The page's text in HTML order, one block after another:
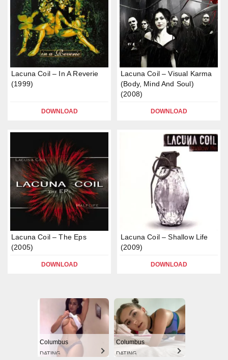
Lacuna Coil – In A Reverie
(1999)
DOWNLOAD
Lacuna Coil – Visual Karma
(Body, Mind And Soul)
(2008)
DOWNLOAD
Lacuna Coil – The Eps
(2005)
DOWNLOAD
Lacuna Coil – Shallow Life
(2009)
DOWNLOAD
Columbus
DATING
Columbus
DATING